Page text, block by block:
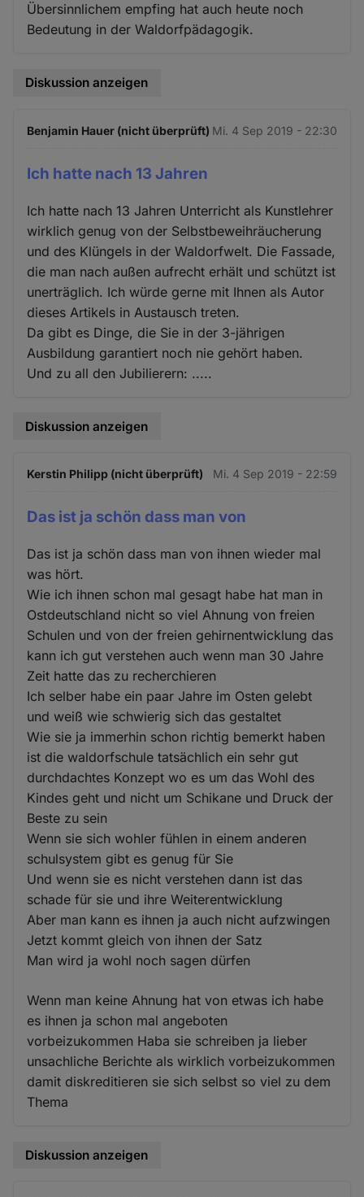
Übersinnlichem empfing hat auch heute noch
Bedeutung in der Waldorfpädagogik.
Diskussion anzeigen
Benjamin Hauer (nicht überprüft) Mi. 4 Sep 2019 - 22:30
Ich hatte nach 13 Jahren
Ich hatte nach 13 Jahren Unterricht als Kunstlehrer
wirklich genug von der Selbstbeweihräucherung
und des Klüngels in der Waldorfwelt. Die Fassade,
die man nach außen aufrecht erhält und schützt ist
unerträglich. Ich würde gerne mit Ihnen als Autor
dieses Artikels in Austausch treten.
Da gibt es Dinge, die Sie in der 3-jährigen
Ausbildung garantiert noch nie gehört haben.
Und zu all den Jubilierern: .....
Diskussion anzeigen
Kerstin Philipp (nicht überprüft) Mi. 4 Sep 2019 - 22:59
Das ist ja schön dass man von
Das ist ja schön dass man von ihnen wieder mal
was hört.
Wie ich ihnen schon mal gesagt habe hat man in
Ostdeutschland nicht so viel Ahnung von freien
Schulen und von der freien gehirnentwicklung das
kann ich gut verstehen auch wenn man 30 Jahre
Zeit hatte das zu recherchieren
Ich selber habe ein paar Jahre im Osten gelebt
und weiß wie schwierig sich das gestaltet
Wie sie ja immerhin schon richtig bemerkt haben
ist die waldorfschule tatsächlich ein sehr gut
durchdachtes Konzept wo es um das Wohl des
Kindes geht und nicht um Schikane und Druck der
Beste zu sein
Wenn sie sich wohler fühlen in einem anderen
schulsystem gibt es genug für Sie
Und wenn sie es nicht verstehen dann ist das
schade für sie und ihre Weiterentwicklung
Aber man kann es ihnen ja auch nicht aufzwingen
Jetzt kommt gleich von ihnen der Satz
Man wird ja wohl noch sagen dürfen
Wenn man keine Ahnung hat von etwas ich habe
es ihnen ja schon mal angeboten
vorbeizukommen Haba sie schreiben ja lieber
unsachliche Berichte als wirklich vorbeizukommen
damit diskreditieren sie sich selbst so viel zu dem
Thema
Diskussion anzeigen